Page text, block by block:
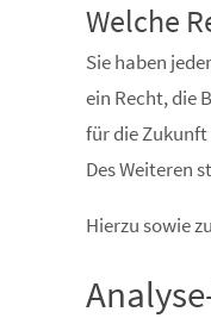
Welche
Sie haben
ein Recht, die
für die
Des Weiteren
Hierzu sowie